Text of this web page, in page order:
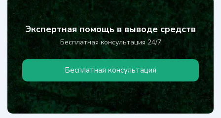
Экспертная помощь в выводе средств
Бесплатная консультация 24/7
Бесплатная консультация